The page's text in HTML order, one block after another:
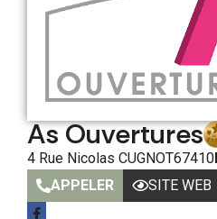
As Ouvertures
4 Rue Nicolas CUGNOT67410
APPELER
SITE WEB